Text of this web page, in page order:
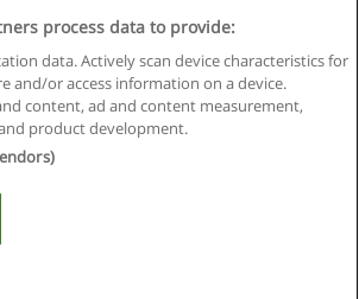
Regulamin
ochrony danych osobowych
Business S.L. - CIF : B-95610580: -
process data to provide:
data. Actively scan device characteristics for
and/or access information on a device.
content, ad and content measurement,
product development.